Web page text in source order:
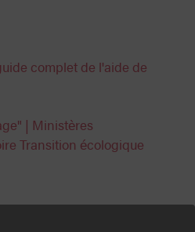
complet de l'aide de
| Ministères
Transition écologique